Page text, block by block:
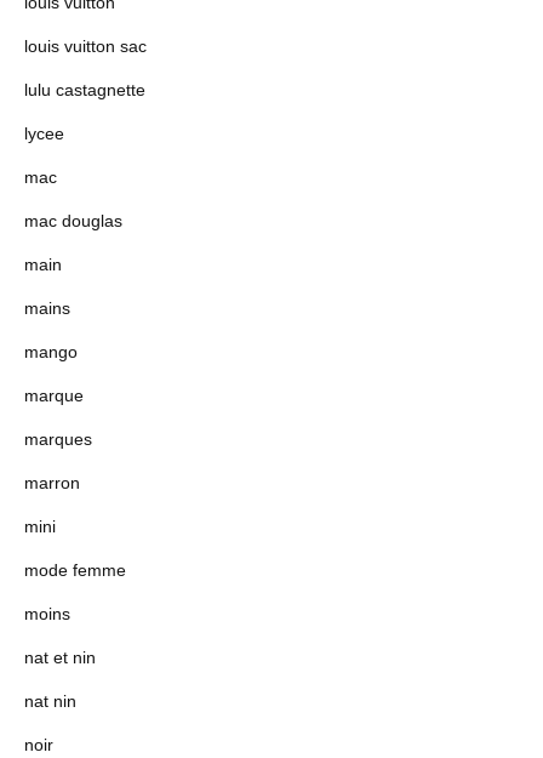
louis vuitton sac
lulu castagnette
lycee
mac
mac douglas
main
mains
mango
marque
marques
marron
mini
mode femme
moins
nat et nin
nat nin
noir